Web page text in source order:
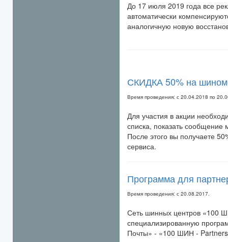
До 17 июля 2019 года все
автоматически
аналогичную новую
СКИДКА 50% на
Время проведения: с 20.04.2018 по
Для участия в акции
списка, показать
После этого вы получаете
сервиса.
Программа для
Время проведения: с 20.08.2017.
Сеть шинных центров «100
специализированную
Почты» - «100 ШИН -